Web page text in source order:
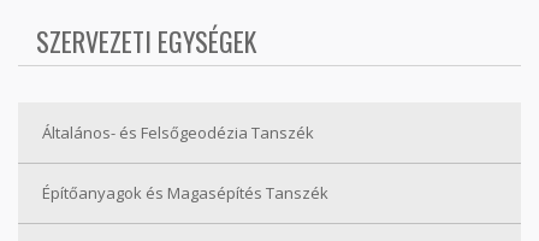
SZERVEZETI EGYSÉGEK
Általános- és Felsőgeodézia Tanszék
Építőanyagok és Magasépítés Tanszék